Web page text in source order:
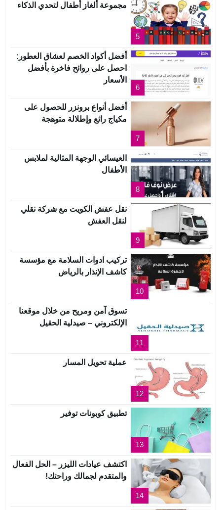
5
مجموعة ألغاز أطفال لتحدي الذكاء
6
أفضل أكواد الخصم لعشاق العطور:
احصل على روائح فاخرة بأفضل
الأسعار
7
أفضل أنواع برونزر للحصول على
مكياج رائع وإطلالة متوهجة
8
العيسائي الوجهة المثالية لملابس
الأطفال
9
نقل عفش الكويت مع شركة نقلي
لنقل العفش
10
تركيب ادوات السلامة مع مؤسسة
كاشف الإنذار بالرياض
11
تسوق آمن ومريح من خلال موقعنا
الإلكتروني – صيدلية الحقيل
12
عملية تحويل المسار
13
تطبيق كوبونات توفير
14
اكتشف عيادات الليزر – الحل الفعال
والمتقدم لجمالك وراحتك!